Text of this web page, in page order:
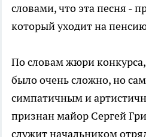
словами, что эта песня -
который уходит на
По словам жюри
было очень сложно, но
симпатичным и
признан майор Сергей
служит начальником